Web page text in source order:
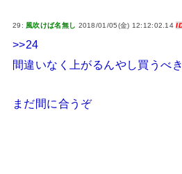
29:風吹けば名無し 2018/01/05(金) 12:12:02.14
>>24
間違いなく上がるんやし買うべき
まだ間に合うぞ